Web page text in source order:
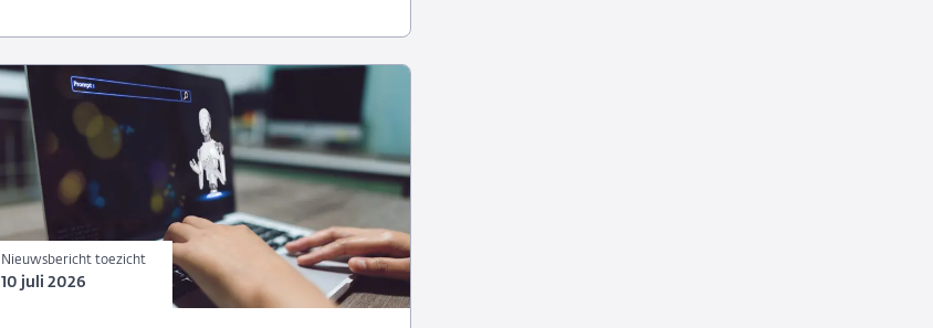
Nieuwsbericht toezicht
10 juli 2026